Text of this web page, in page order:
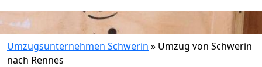
Umzugsunternehmen Schwerin » Umzug von Schwerin
nach Rennes